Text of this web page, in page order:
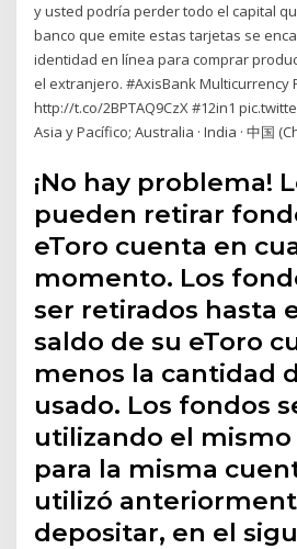
y usted podría perder todo el capital
banco que emite estas tarjetas se
identidad en línea para comprar
el extranjero. #AxisBank Multicurrency
http://t.co/2BPTAQ9CzX #12in1
Asia y Pacífico; Australia · India · 中国
¡No hay problema!
pueden retirar
eToro cuenta en
momento. Los
ser retirados hasta
saldo de su eToro
menos la cantidad
usado. Los fondos
utilizando el
para la misma
utilizó
depositar, en el